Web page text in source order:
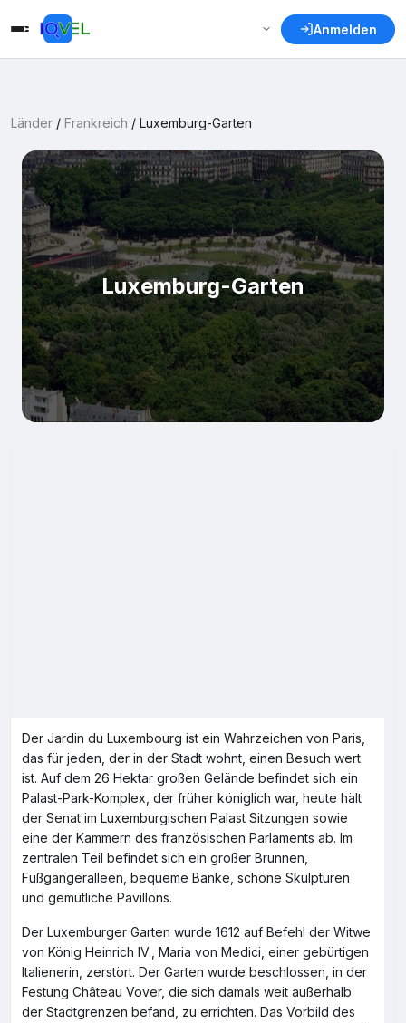
Anmelden
Länder / Frankreich / Luxemburg-Garten
Luxemburg-Garten
Der Jardin du Luxembourg ist ein Wahrzeichen von Paris,
das für jeden, der in der Stadt wohnt, einen Besuch wert
ist. Auf dem 26 Hektar großen Gelände befindet sich ein
Palast-Park-Komplex, der früher königlich war, heute hält
der Senat im Luxemburgischen Palast Sitzungen sowie
eine der Kammern des französischen Parlaments ab. Im
zentralen Teil befindet sich ein großer Brunnen,
Fußgängeralleen, bequeme Bänke, schöne Skulpturen
und gemütliche Pavillons.
Der Luxemburger Garten wurde 1612 auf Befehl der Witwe
von König Heinrich IV., Maria von Medici, einer gebürtigen
Italienerin, zerstört. Der Garten wurde beschlossen, in der
Festung Château Vover, die sich damals weit außerhalb
der Stadtgrenzen befand, zu errichten. Das Vorbild des